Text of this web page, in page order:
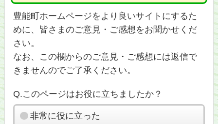
豊能町ホームページをより良いサイトにするた
めに、皆さまのご意見・ご感想をお聞かせくだ
さい。
なお、この欄からのご意見・ご感想には返信で
きませんのでご了承ください。
Q.このページはお役に立ちましたか？
非常に役に立った